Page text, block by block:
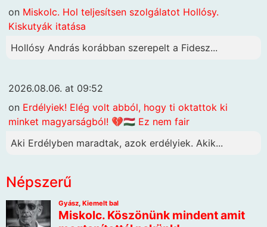
on Miskolc. Hol teljesítsen szolgálatot Hollósy.
Kiskutyák itatása
Hollósy András korábban szerepelt a Fidesz...
2026.08.06. at 09:52
on Erdélyiek! Elég volt abból, hogy ti oktattok ki
minket magyarságból! 💔🇭🇺 Ez nem fair
Aki Erdélyben maradtak, azok erdélyiek. Akik...
Népszerű